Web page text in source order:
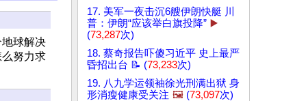
球解决
努力求
17. 美军一夜击沉6艘伊朗快艇 川
普：伊朗“应该举白旗投降” ▶️
(73,287次)
18. 蔡奇报告吓傻习近平 史上最严
昏招出台 📝 (73,233次)
19. 八九学运领袖徐光刑满出狱 身
形消瘦健康受关注 🖼️ (73,097次)